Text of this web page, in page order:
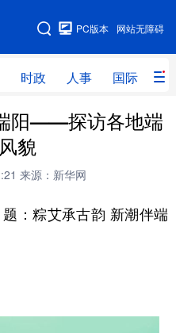
网站无障碍
PC版本
时政 人事 国际 财
图
时政 人事
网评
全球连线
量子 体育
金融 汽车
阳——探访各地端
貌
来源：新华网
：粽艾承古韵 新潮伴端